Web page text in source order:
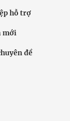
hỗ trợ
mới
đề